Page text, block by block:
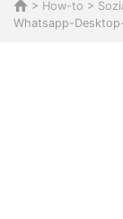
> How-to >
Whatsapp-